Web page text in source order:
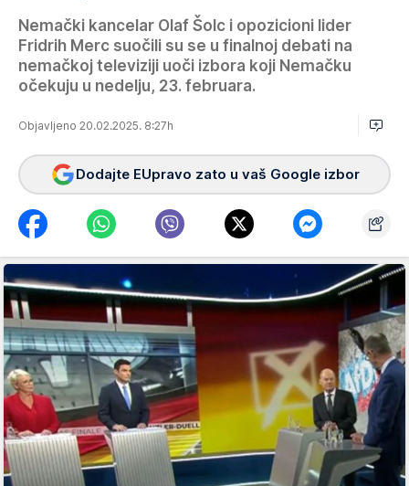
Nemački kancelar Olaf Šolc i opozicioni lider
Fridrih Merc suočili su se u finalnoj debati na
nemačkoj televiziji uoči izbora koji Nemačku
očekuju u nedelju, 23. februara.
Objavljeno 20.02.2025. 8:27h
Dodajte EUpravo zato u vaš Google izbor